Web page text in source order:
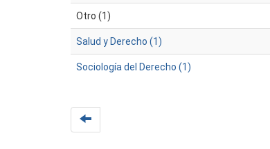
Otro (1)
Salud y Derecho (1)
Sociología del Derecho (1)